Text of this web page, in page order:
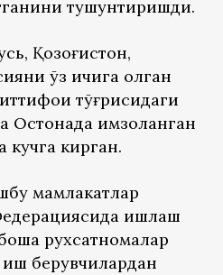
тушунтиришди.
Қозоғистон,
ўз ичига олган
тўғрисидаги
Остонада имзоланган
кучга кирган.
мамлакатлар
ишлаш
рухсатномалар
иш берувчилардан